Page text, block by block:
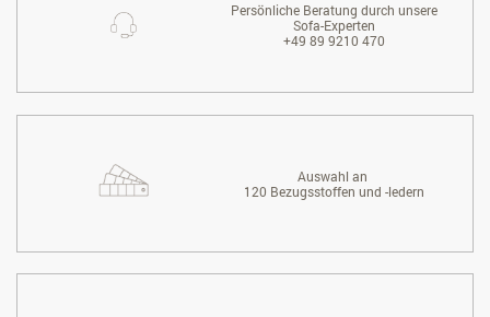
Persönliche Beratung durch unsere
Sofa-Experten
+49 89 9210 470
Auswahl an
120 Bezugsstoffen und -ledern